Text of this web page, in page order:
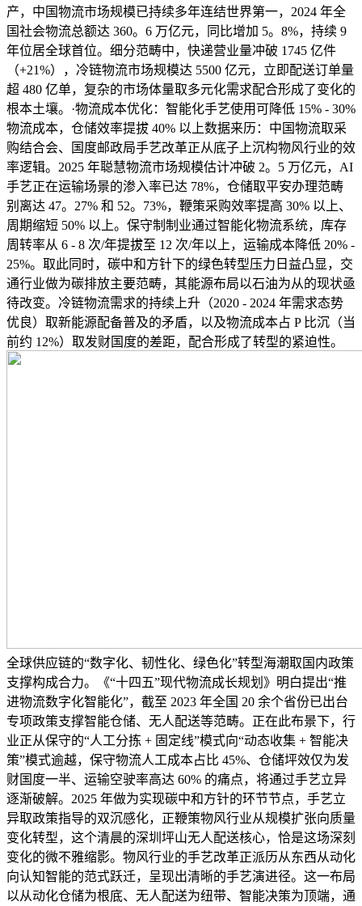
产，中国物流市场规模已持续多年连结世界第一，2024 年全
国社会物流总额达 360。6 万亿元，同比增加 5。8%，持续 9
年位居全球首位。细分范畴中，快递营业量冲破 1745 亿件
（+21%），冷链物流市场规模达 5500 亿元，立即配送订单量
超 480 亿单，复杂的市场体量取多元化需求配合形成了变化的
根本土壤。·物流成本优化：智能化手艺使用可降低 15% - 30%
物流成本，仓储效率提拔 40% 以上数据来历：中国物流取采
购结合会、国度邮政局手艺改革正从底子上沉构物风行业的效
率逻辑。2025 年聪慧物流市场规模估计冲破 2。5 万亿元，AI
手艺正在运输场景的渗入率已达 78%，仓储取平安办理范畴
别离达 47。27% 和 52。73%，鞭策采购效率提高 30% 以上、
周期缩短 50% 以上。保守制制业通过智能化物流系统，库存
周转率从 6 - 8 次/年提拔至 12 次/年以上，运输成本降低 20% -
25%。取此同时，碳中和方针下的绿色转型压力日益凸显，交
通行业做为碳排放主要范畴，其能源布局以石油为从的现状亟
待改变。冷链物流需求的持续上升（2020 - 2024 年需求态势
优良）取新能源配备普及的矛盾，以及物流成本占 P 比沉（当
前约 12%）取发财国度的差距，配合形成了转型的紧迫性。
全球供应链的“数字化、韧性化、绿色化”转型海潮取国内政策
支撑构成合力。《“十四五”现代物流成长规划》明白提出“推
进物流数字化智能化”，截至 2023 年全国 20 余个省份已出台
专项政策支撑智能仓储、无人配送等范畴。正在此布景下，行
业正从保守的“人工分拣 + 固定线”模式向“动态收集 + 智能决
策”模式逾越，保守物流人工成本占比 45%、仓储坪效仅为发
财国度一半、运输空驶率高达 60% 的痛点，将通过手艺立异
逐渐破解。2025 年做为实现碳中和方针的环节节点，手艺立
异取政策指导的双沉感化，正鞭策物风行业从规模扩张向质量
变化转型，这个清晨的深圳坪山无人配送核心，恰是这场深刻
变化的微不雅缩影。物风行业的手艺改革正派历从东西从动化
向认知智能的范式跃迁，呈现出清晰的手艺演进径。这一布局
以从动化仓储为根底、无人配送为纽带、智能决策为顶端，通